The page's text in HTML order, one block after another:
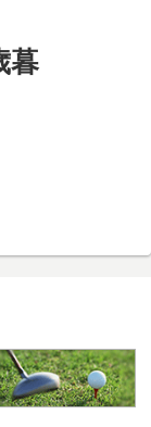
暮